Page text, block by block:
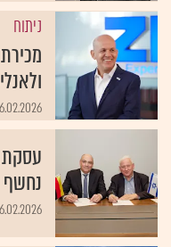
ניתוח
עסקת
נחשף